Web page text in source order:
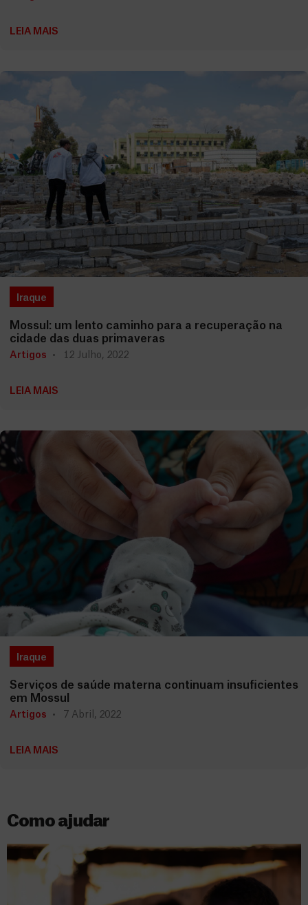
LEIA MAIS
Iraque
Mossul: um lento caminho para a recuperação na
cidade das duas primaveras
Artigos 12 Julho, 2022
LEIA MAIS
Iraque
Serviços de saúde materna continuam insuficientes
em Mossul
Artigos 7 Abril, 2022
LEIA MAIS
Como ajudar